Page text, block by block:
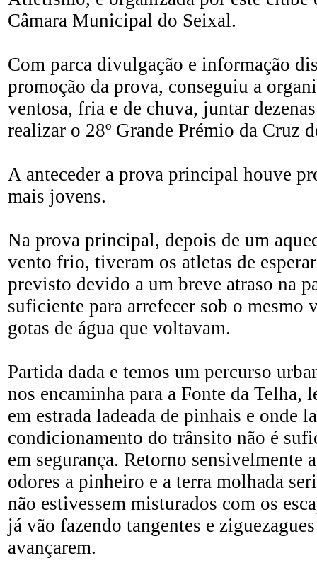
Câmara Municipal do Seixal.
Com parca divulgação e informação
promoção da prova, conseguiu a
ventosa, fria e de chuva, juntar
realizar o 28º Grande Prémio da Cruz
A anteceder a prova principal houve
mais jovens.
Na prova principal, depois de um
vento frio, tiveram os atletas de
previsto devido a um breve atraso na
suficiente para arrefecer sob o mesmo
gotas de água que voltavam.
Partida dada e temos um percurso
nos encaminha para a Fonte da Telha,
em estrada ladeada de pinhais e onde
condicionamento do trânsito não é
em segurança. Retorno sensivelmente
odores a pinheiro e a terra molhada
não estivessem misturados com os
já vão fazendo tangentes e
avançarem.